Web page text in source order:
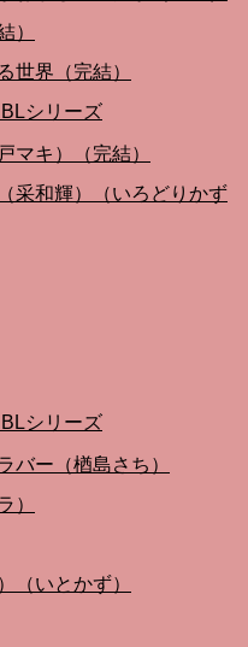
）
世界（完結）
シリーズ
マキ）（完結）
采和輝）（いろどりかず
シリーズ
バー（楢島さち）
）
（いとかず）